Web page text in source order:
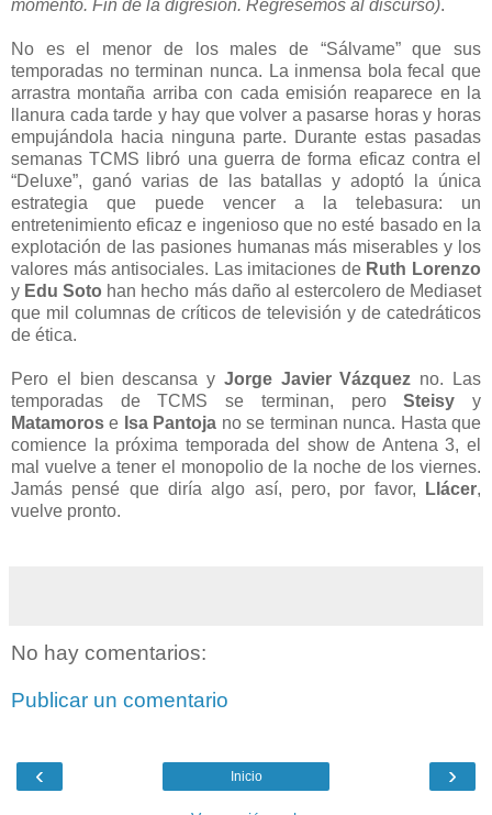
momento. Fin de la digresión. Regresemos al discurso).
No es el menor de los males de “Sálvame” que sus
temporadas no terminan nunca. La inmensa bola fecal que
arrastra montaña arriba con cada emisión reaparece en la
llanura cada tarde y hay que volver a pasarse horas y horas
empujándola hacia ninguna parte. Durante estas pasadas
semanas TCMS libró una guerra de forma eficaz contra el
“Deluxe”, ganó varias de las batallas y adoptó la única
estrategia que puede vencer a la telebasura: un
entretenimiento eficaz e ingenioso que no esté basado en la
explotación de las pasiones humanas más miserables y los
valores más antisociales. Las imitaciones de Ruth Lorenzo
y Edu Soto han hecho más daño al estercolero de Mediaset
que mil columnas de críticos de televisión y de catedráticos
de ética.
Pero el bien descansa y Jorge Javier Vázquez no. Las
temporadas de TCMS se terminan, peroSteisyy
Matamorose Isa Pantoja no se terminan nunca. Hasta que
comience la próxima temporada del show de Antena 3, el
mal vuelve a tener el monopolio de la noche de los viernes.
Jamás pensé que diría algo así, pero, por favor,
Llácer,
vuelve pronto.
No hay comentarios:
Publicar un comentario
‹ ›
Inicio